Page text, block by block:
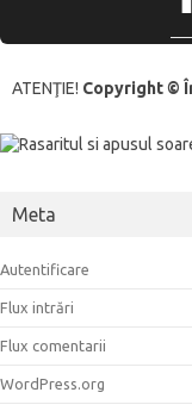
ATENŢIE! Copyright ©
Meta
Autentificare
Flux intrări
Flux comentarii
WordPress.org